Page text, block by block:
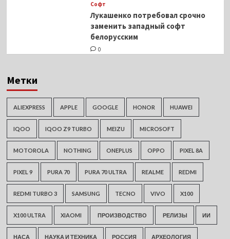
Софт
Лукашенко потребовал срочно
заменить западный софт
белорусским
0
Метки
ALIEXPRESS APPLE GOOGLE HONOR HUAWEI
IQOO IQOO Z9 TURBO MEIZU MICROSOFT
MOTOROLA NOTHING ONEPLUS OPPO PIXEL 8A
PIXEL 9 PURA 70 PURA 70 ULTRA REALME REDMI
REDMI TURBO 3 SAMSUNG TECNO VIVO X100
X100 ULTRA XIAOMI ПРОИЗВОДСТВО РЕЛИЗЫ ИИ
НАСА НАУКА И ТЕХНИКА РОССИЯ АРХЕОЛОГИЯ